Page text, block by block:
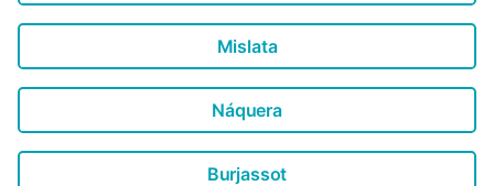
Mislata
Náquera
Burjassot